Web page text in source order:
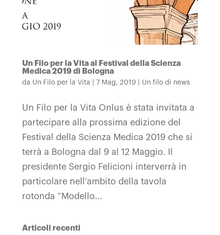
Un Filo per la Vita al Festival della Scienza
Medica 2019 di Bologna
da Un Filo per la Vita 7 Mag, 2019 Un filo di news
Un Filo per la Vita Onlus è stata invitata a
partecipare alla prossima edizione del
Festival della Scienza Medica 2019 che si
terrà a Bologna dal 9 al 12 Maggio. Il
presidente Sergio Felicioni interverrà in
particolare nell’ambito della tavola
rotonda “Modello...
Articoli recenti